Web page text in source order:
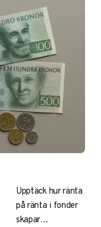
kr och aktuella
räntor 2025.
Jämför banker
som Morrow Bank
och SBAB för
högsta avkastning
på flexibla konton
– perfekt för
buffert och
långsiktigt
sparande.
Upptäck hur ränta
på ränta i fonder
skapar